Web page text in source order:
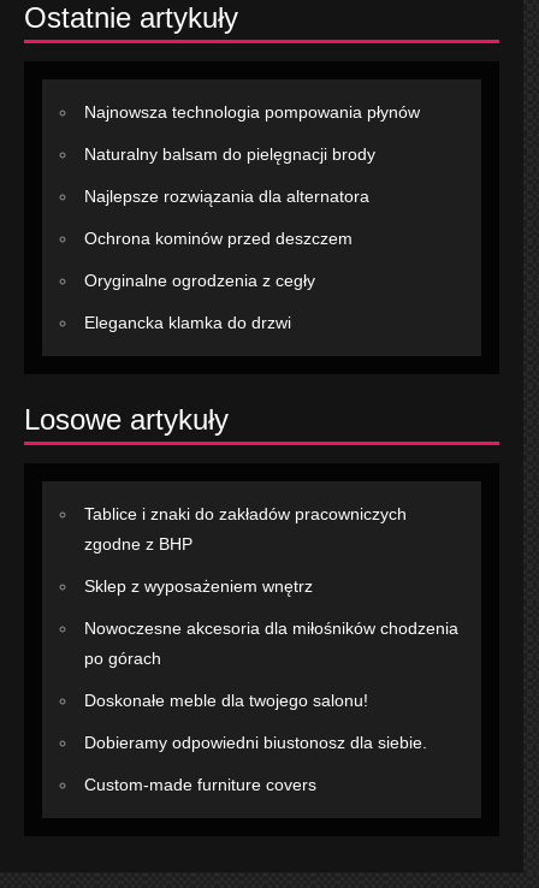
Ostatnie artykuły
Najnowsza technologia pompowania płynów
Naturalny balsam do pielęgnacji brody
Najlepsze rozwiązania dla alternatora
Ochrona kominów przed deszczem
Oryginalne ogrodzenia z cegły
Elegancka klamka do drzwi
Losowe artykuły
Tablice i znaki do zakładów pracowniczych
zgodne z BHP
Sklep z wyposażeniem wnętrz
Nowoczesne akcesoria dla miłośników chodzenia
po górach
Doskonałe meble dla twojego salonu!
Dobieramy odpowiedni biustonosz dla siebie.
Custom-made furniture covers